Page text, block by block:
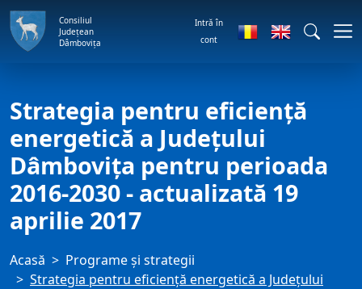
Consiliul
Județean
Dâmbovița
Intră în
cont
Strategia pentru eficiență
energetică a Județului
Dâmbovița pentru perioada
2016-2030 - actualizată 19
aprilie 2017
Acasă
Programe și strategii
Strategia pentru eficiență energetică a Județului